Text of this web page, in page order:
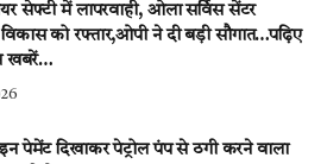
सेफ्टी में लापरवाही, ओला सर्विस सेंटर
को रफ्तार,ओपी ने दी बड़ी सौगात…पढ़िए
खबरें…
पेमेंट दिखाकर पेट्रोल पंप से ठगी करने वाला